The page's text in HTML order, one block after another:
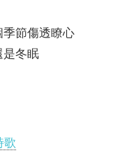
節傷透瞭心
冬眠
歌